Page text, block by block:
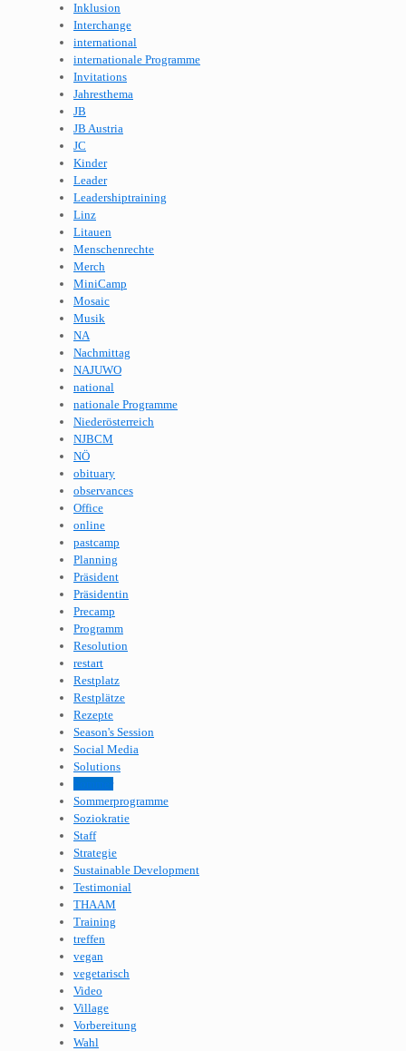
Inklusion
Interchange
international
internationale Programme
Invitations
Jahresthema
JB
JB Austria
JC
Kinder
Leader
Leadershiptraining
Linz
Litauen
Menschenrechte
Merch
MiniCamp
Mosaic
Musik
NA
Nachmittag
NAJUWO
national
nationale Programme
Niederösterreich
NJBCM
NÖ
obituary
observances
Office
online
pastcamp
Planning
Präsident
Präsidentin
Precamp
Programm
Resolution
restart
Restplatz
Restplätze
Rezepte
Season's Session
Social Media
Solutions
Sommerprogramme
Soziokratie
Staff
Strategie
Sustainable Development
Testimonial
THAAM
Training
treffen
vegan
vegetarisch
Video
Village
Vorbereitung
Wahl